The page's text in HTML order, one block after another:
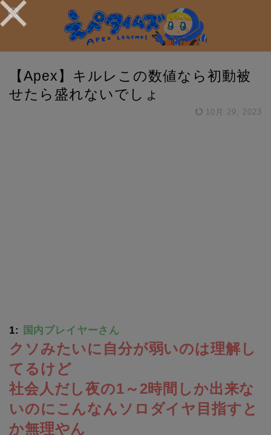
【Apex】キルレこの数値なら初動被
せたら盛れないでしょ
10月 29, 2023
1: 国内プレイヤーさん
クソみたいに自分が弱いのは理解し
てるけど
社会人だし夜の1～2時間しか出来な
いのにこんなんソロダイヤ目指すと
か無理やん